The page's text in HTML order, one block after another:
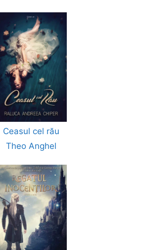
Ceasul cel rău
Theo Anghel